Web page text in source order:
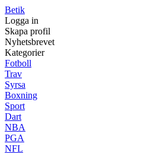
Betik
Logga in
Skapa profil
Nyhetsbrevet
Kategorier
Fotboll
Trav
Syrsa
Boxning
Sport
Dart
NBA
PGA
NFL